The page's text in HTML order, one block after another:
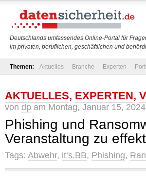
Deutschlands umfassendes Online-Portal für
im privaten, beruflichen, geschäftlichen und
Themen: Aktuelles Branche Experten
AKTUELLES, EXPERTEN,
von dp am Montag, Januar 15,
Phishing und
Veranstaltung zu
Tags: Abwehr, it‘s.BB, Phishing,